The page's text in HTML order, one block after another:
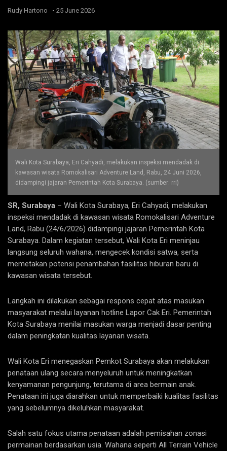
Rudy Hartono - 25 June 2026
Wali Kota Surabaya, Eri Cahyadi, melakukan inspeksi mendadak di
kawasan wisata Romokalisari Adventure Land, Rabu, 24 Juni 2026,
didampingi jajaran Pemerintah Kota Surabaya. (sumber: rri)
SR, Surabaya – Wali Kota Surabaya, Eri Cahyadi, melakukan
inspeksi mendadak di kawasan wisata Romokalisari Adventure
Land, Rabu (24/6/2026) didampingi jajaran Pemerintah Kota
Surabaya. Dalam kegiatan tersebut, Wali Kota Eri meninjau
langsung seluruh wahana, mengecek kondisi satwa, serta
memetakan potensi penambahan fasilitas hiburan baru di
kawasan wisata tersebut.
Langkah ini dilakukan sebagai respons cepat atas masukan
masyarakat melalui layanan hotline Lapor Cak Eri. Pemerintah
Kota Surabaya menilai masukan warga menjadi dasar penting
dalam peningkatan kualitas layanan wisata.
Wali Kota Eri menegaskan Pemkot Surabaya akan melakukan
penataan ulang secara menyeluruh untuk meningkatkan
kenyamanan pengunjung, terutama di area bermain anak.
Penataan ini juga diarahkan untuk memperbaiki kualitas fasilitas
yang sebelumnya dikeluhkan masyarakat.
Salah satu fokus utama penataan adalah pemisahan zonasi
permainan berdasarkan usia. Wahana seperti All Terrain Vehicle